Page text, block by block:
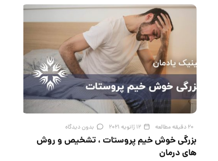
20 دقیقه مطالعه 12 ژانویه 2021 بدون دیدگاه
بزرگی خوش خیم پروستات ، تشخیص و روش
های درمان